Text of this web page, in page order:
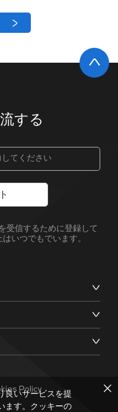
する
受信するために登録して
いつでもでいます。
Policy
良いサービスを提
ます。クッキーの